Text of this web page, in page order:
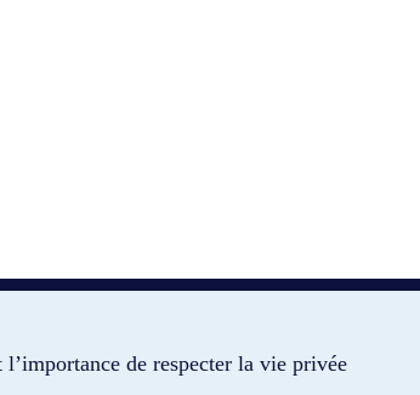
l’importance de respecter la vie privée